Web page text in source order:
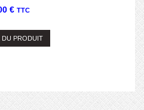
€ TTC
DU PRODUIT